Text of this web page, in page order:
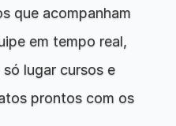
que acompanham
em tempo real,
só lugar cursos e
prontos com os